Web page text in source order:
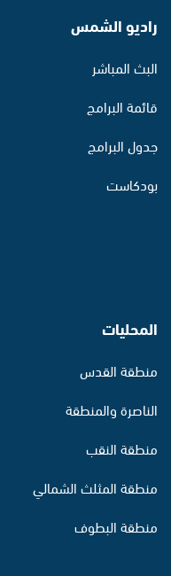
راديو الشمس
البث المباشر
قائمة البرامج
جدول البرامج
بودكاست
المحليات
منطقة القدس
الناصرة والمنطقة
منطقة النقب
منطقة المثلث الشمالي
منطقة البطوف